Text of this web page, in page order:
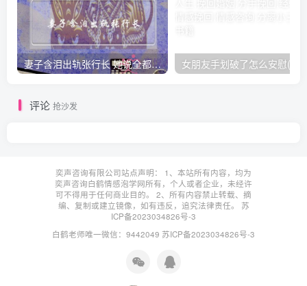
妻子含泪出轨张行长 她说全都是因为家中
评论 抢沙发
奕声咨询有限公司站点声明： 1、本站所有内容，均为
奕声咨询白鹤情感泡学网所有，个人或者企业，未经许
可不得用于任何商业目的。 2、所有内容禁止转载、摘
编、复制或建立镜像，如有违反，追究法律责任。 苏
ICP备2023034826号-3
白鹤老师唯一微信：9442049 苏ICP备2023034826号-3